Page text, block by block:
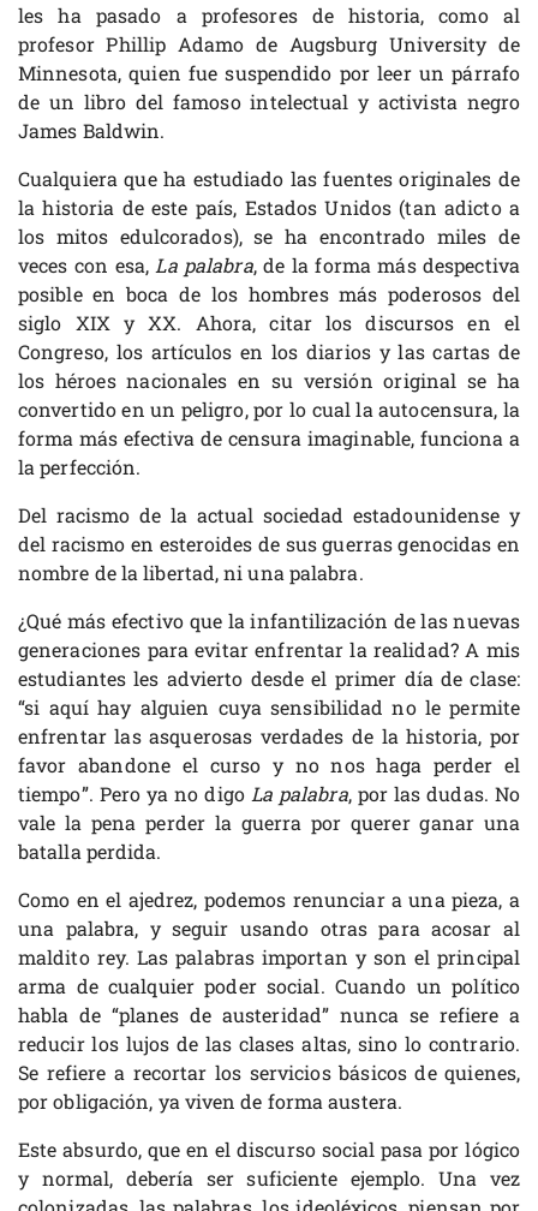
les ha pasado a profesores de historia, como al
profesor Phillip Adamo de Augsburg University de
Minnesota, quien fue suspendido por leer un párrafo
de un libro del famoso intelectual y activista negro
James Baldwin.
Cualquiera que ha estudiado las fuentes originales de
la historia de este país, Estados Unidos (tan adicto a
los mitos edulcorados), se ha encontrado miles de
veces con esa, La palabra, de la forma más despectiva
posible en boca de los hombres más poderosos del
siglo XIX y XX. Ahora, citar los discursos en el
Congreso, los artículos en los diarios y las cartas de
los héroes nacionales en su versión original se ha
convertido en un peligro, por lo cual la autocensura, la
forma más efectiva de censura imaginable, funciona a
la perfección.
Del racismo de la actual sociedad estadounidense y
del racismo en esteroides de sus guerras genocidas en
nombre de la libertad, ni una palabra.
¿Qué más efectivo que la infantilización de las nuevas
generaciones para evitar enfrentar la realidad? A mis
estudiantes les advierto desde el primer día de clase:
“si aquí hay alguien cuya sensibilidad no le permite
enfrentar las asquerosas verdades de la historia, por
favor abandone el curso y no nos haga perder el
tiempo”. Pero ya no digo La palabra, por las dudas. No
vale la pena perder la guerra por querer ganar una
batalla perdida.
Como en el ajedrez, podemos renunciar a una pieza, a
una palabra, y seguir usando otras para acosar al
maldito rey. Las palabras importan y son el principal
arma de cualquier poder social. Cuando un político
habla de “planes de austeridad” nunca se refiere a
reducir los lujos de las clases altas, sino lo contrario.
Se refiere a recortar los servicios básicos de quienes,
por obligación, ya viven de forma austera.
Este absurdo, que en el discurso social pasa por lógico
y normal, debería ser suficiente ejemplo. Una vez